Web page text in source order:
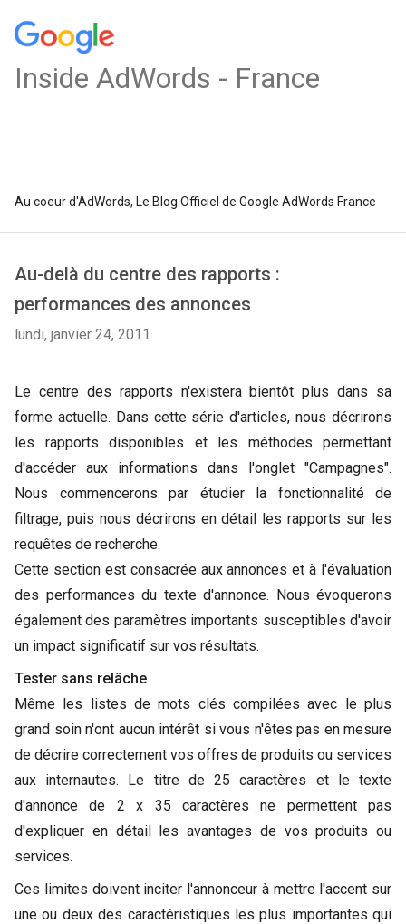
Inside AdWords - France
Au coeur d'AdWords, Le Blog Officiel de Google AdWords France
Au-delà du centre des rapports :
performances des annonces
lundi, janvier 24, 2011
Le centre des rapports n'existera bientôt plus dans sa
forme actuelle. Dans cette série d'articles, nous décrirons
les rapports disponibles et les méthodes permettant
d'accéder aux informations dans l'onglet "Campagnes".
Nous commencerons par étudier la fonctionnalité de
filtrage, puis nous décrirons en détail les rapports sur les
requêtes de recherche.
Cette section est consacrée aux annonces et à l'évaluation
des performances du texte d'annonce. Nous évoquerons
également des paramètres importants susceptibles d'avoir
un impact significatif sur vos résultats.
Tester sans relâche
Même les listes de mots clés compilées avec le plus
grand soin n'ont aucun intérêt si vous n'êtes pas en mesure
de décrire correctement vos offres de produits ou services
aux internautes. Le titre de 25 caractères et le texte
d'annonce de 2 x 35 caractères ne permettent pas
d'expliquer en détail les avantages de vos produits ou
services.
Ces limites doivent inciter l'annonceur à mettre l'accent sur
une ou deux des caractéristiques les plus importantes qui